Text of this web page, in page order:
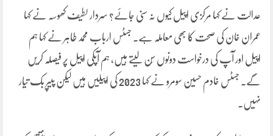
عدالت نے کہا مرکزی اپیل کیوں نہ سنی جائے؟ سردار لطیف کھوسہ نے کہا
عمران خان کی صحت کا بھی معاملہ ہے۔ جسٹس ارباب محمد طاہر نے کہا ہم
اپیل اور آپ کی درخواست دونوں سُن لیتے ہیں، ہم آپکی اپیل پر فیصلہ کریں
گے۔ جسٹس خادم حسین سومرو نے کہا 2023 کی اپیلیں ہیں لیکن پیپر بک تیار
نہیں۔